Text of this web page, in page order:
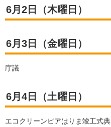
6月2日（木曜日）
6月3日（金曜日）
庁議
6月4日（土曜日）
エコクリーンピアはりま竣工式典